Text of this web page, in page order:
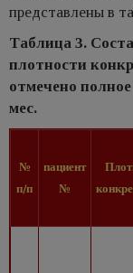
представлены в
Таблица 3.
плотности
отмечено
мес.
№
п/п
пациент
№